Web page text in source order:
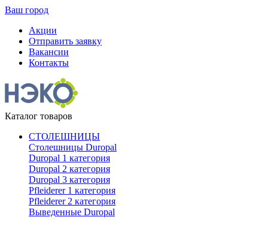
Ваш город
Акции
Отправить заявку
Вакансии
Контакты
Каталог товаров
СТОЛЕШНИЦЫ
Столешницы Duropal
Duropal 1 категория
Duropal 2 категория
Duropal 3 категория
Pfleiderer 1 категория
Pfleiderer 2 категория
Выведенные Duropal